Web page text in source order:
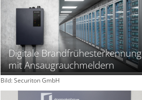
Digitale Brandfrühesterkennung
mit Ansaugrauchmeldern
Bild: Securiton GmbH